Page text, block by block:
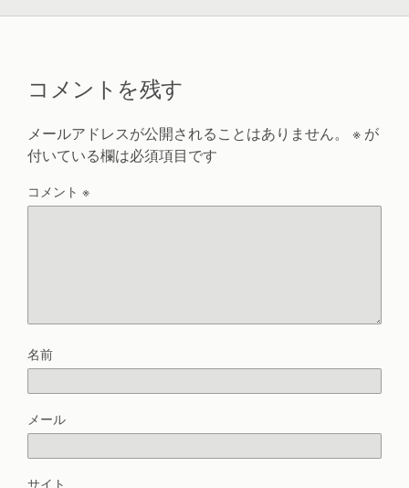
コメントを残す
メールアドレスが公開されることはありません。 ※ が
付いている欄は必須項目です
コメント ※
名前
メール
サイト